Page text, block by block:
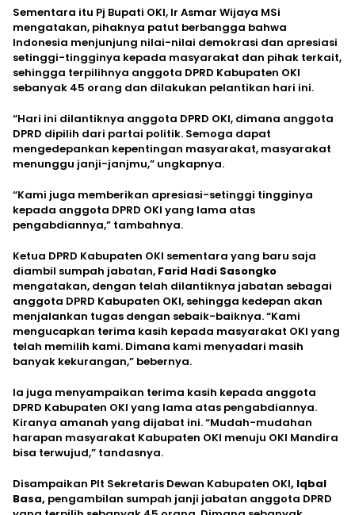
Sementara itu Pj Bupati OKI, Ir Asmar Wijaya MSi
mengatakan, pihaknya patut berbangga bahwa
Indonesia menjunjung nilai-nilai demokrasi dan apresiasi
setinggi-tingginya kepada masyarakat dan pihak terkait,
sehingga terpilihnya anggota DPRD Kabupaten OKI
sebanyak 45 orang dan dilakukan pelantikan hari ini.
“Hari ini dilantiknya anggota DPRD OKI, dimana anggota
DPRD dipilih dari partai politik. Semoga dapat
mengedepankan kepentingan masyarakat, masyarakat
menunggu janji-janjmu,” ungkapnya.
“Kami juga memberikan apresiasi-setinggi tingginya
kepada anggota DPRD OKI yang lama atas
pengabdiannya,” tambahnya.
Ketua DPRD Kabupaten OKI sementara yang baru saja
diambil sumpah jabatan, Farid Hadi Sasongko
mengatakan, dengan telah dilantiknya jabatan sebagai
anggota DPRD Kabupaten OKI, sehingga kedepan akan
menjalankan tugas dengan sebaik-baiknya. “Kami
mengucapkan terima kasih kepada masyarakat OKI yang
telah memilih kami. Dimana kami menyadari masih
banyak kekurangan,” bebernya.
Ia juga menyampaikan terima kasih kepada anggota
DPRD Kabupaten OKI yang lama atas pengabdiannya.
Kiranya amanah yang dijabat ini. “Mudah-mudahan
harapan masyarakat Kabupaten OKI menuju OKI Mandira
bisa terwujud,” tandasnya.
Disampaikan Plt Sekretaris Dewan Kabupaten OKI, Iqbal
Basa, pengambilan sumpah janji jabatan anggota DPRD